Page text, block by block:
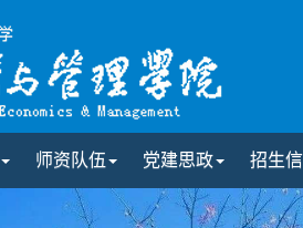
师资队伍 党建思政 招生